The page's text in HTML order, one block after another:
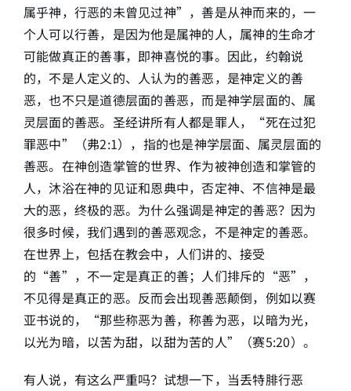
属乎神，行恶的未曾见过神”，善是从神而来的，一
个人可以行善，是因为他是属神的人，属神的生命才
可能做真正的善事，即神喜悦的事。因此，约翰说
的，不是人定义的、人认为的善恶，是神定义的善
恶，也不只是道德层面的善恶，而是神学层面的、属
灵层面的善恶。圣经讲所有人都是罪人，“死在过犯
罪恶中”（弗2:1），指的也是神学层面、属灵层面的
善恶。在神创造掌管的世界、作为被神创造和掌管的
人，沐浴在神的见证和恩典中，否定神、不信神是最
大的恶，终极的恶。为什么强调是神定的善恶？因为
很多时候，我们遇到的善恶观念，不是神定的善恶。
在世界上，包括在教会中，人们讲的、接受
的“善”，不一定是真正的善；人们排斥的“恶”，
不见得是真正的恶。反而会出现善恶颠倒，例如以赛
亚书说的，“那些称恶为善，称善为恶，以暗为光，
以光为暗，以苦为甜，以甜为苦的人”（赛5:20）。
有人说，有这么严重吗？试想一下，当丢特腓行恶